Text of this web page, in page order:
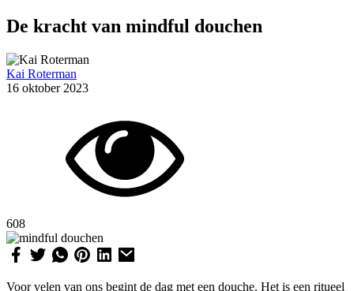
De kracht van mindful douchen
Kai Roterman
16 oktober 2023
608
Voor velen van ons begint de dag met een douche. Het is een ritueel